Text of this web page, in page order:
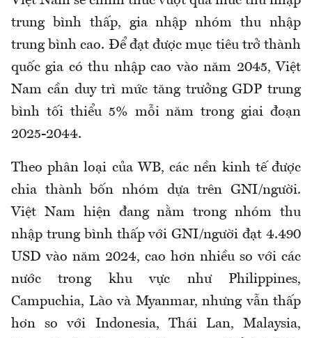
trung bình thấp, gia nhập nhóm thu nhập
trung bình cao. Để đạt được mục tiêu trở thành
quốc gia có thu nhập cao vào năm 2045, Việt
Nam cần duy trì mức tăng trưởng GDP trung
bình tối thiểu 5% mỗi năm trong giai đoạn
2025-2044.
Theo phân loại của WB, các nền kinh tế được
chia thành bốn nhóm dựa trên GNI/người.
Việt Nam hiện đang nằm trong nhóm thu
nhập trung bình thấp với GNI/người đạt 4.490
USD vào năm 2024, cao hơn nhiều so với các
nước trong khu vực như Philippines,
Campuchia, Lào và Myanmar, nhưng vẫn thấp
hơn so với Indonesia, Thái Lan, Malaysia,